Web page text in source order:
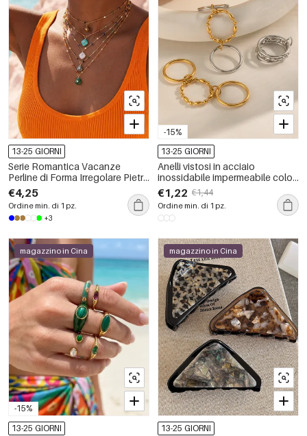
13-25 GIORNI
Serie Romantica Vacanze
Perline di Forma Irregolare Pietre
Naturali Colore Oro Collane da
Donna con Perline
€4,25
Ordine min. di 1 pz.
+3
-15%
13-25 GIORNI
Anelli vistosi in acciaio
inossidabile impermeabile color
oro
€1,22 €1,44
Ordine min. di 1 pz.
-15%
magazzino in Cina
13-25 GIORNI
magazzino in Cina
13-25 GIORNI